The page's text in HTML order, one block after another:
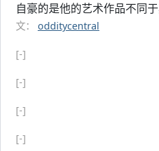
自豪的是他的艺术作品不同
文： odditycentral
[-]
[-]
[-]
[-]